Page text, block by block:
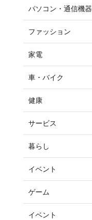
パソコン・通信機器
ファッション
家電
車・バイク
健康
サービス
暮らし
イベント
ゲーム
イベント